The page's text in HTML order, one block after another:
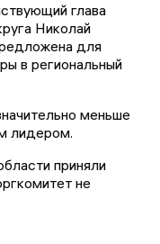
глава
Николай
для
в региональный
меньше
лидером.
приняли
не